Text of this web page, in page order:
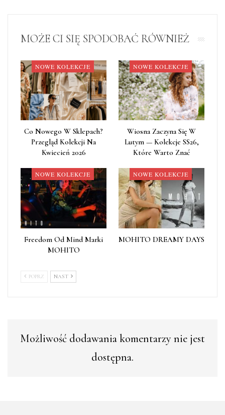
MOŻE CI SIĘ SPODOBAĆ RÓWNIEŻ
NOWE KOLEKCJE
Co Nowego W Sklepach?
Przegląd Kolekcji Na
Kwiecień 2026
NOWE KOLEKCJE
Wiosna Zaczyna Się W
Lutym — Kolekcje SS26,
Które Warto Znać
NOWE KOLEKCJE
Freedom Od Mind Marki
MOHITO
NOWE KOLEKCJE
MOHITO DREAMY DAYS
POPRZ NAST
Możliwość dodawania komentarzy nie jest
dostępna.